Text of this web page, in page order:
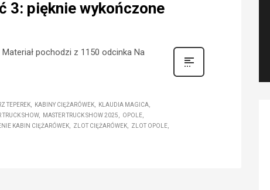
3: pięknie wykończone
pochodzi z 1150 odcinka Na
TEPEREK KABINY CIĘŻARÓWEK
KLAUDIA MAGICA
TRUCK SHOW MASTER TRUCK SHOW 2025
OPOLE
KABIN CIĘŻARÓWEK ZLOT CIĘŻARÓWEK
ZLOT OPOLE